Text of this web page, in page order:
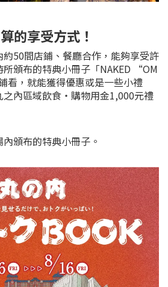
的享受方式！
50間店鋪、餐廳合作，能夠享受許
頒布的特典小冊子「NAKED “OM
看，就能獲得優惠或是一些小禮
內區域飲食・購物用金1,000元禮
頒布的特典小冊子。